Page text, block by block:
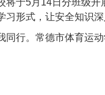
形式，让安全知识
同行。常德市体育运